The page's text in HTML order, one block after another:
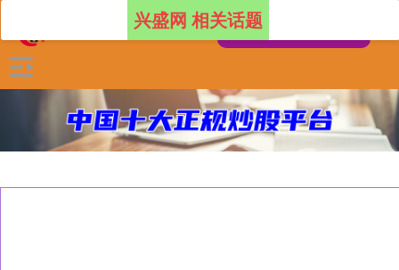
兴盛网 相关话题